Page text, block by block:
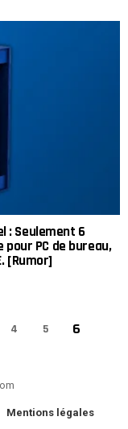
: Seulement 6
PC de bureau,
[Rumor]
4 5 6
Mentions légales